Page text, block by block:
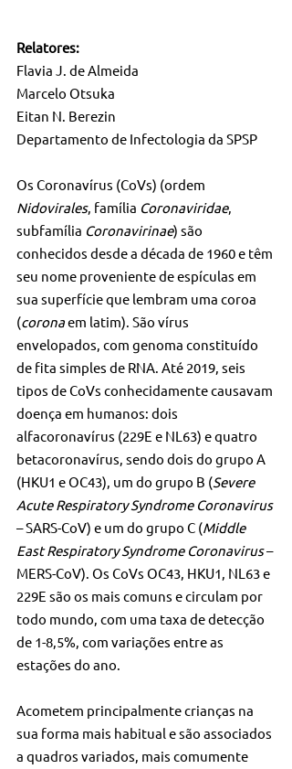
Relatores:
Flavia J. de Almeida
Marcelo Otsuka
Eitan N. Berezin
Departamento de Infectologia da SPSP
Os Coronavírus (CoVs) (ordem
Nidovirales, família Coronaviridae,
subfamília Coronavirinae) são
conhecidos desde a década de 1960 e têm
seu nome proveniente de espículas em
sua superfície que lembram uma coroa
(corona em latim). São vírus
envelopados, com genoma constituído
de fita simples de RNA. Até 2019, seis
tipos de CoVs conhecidamente causavam
doença em humanos: dois
alfacoronavírus (229E e NL63) e quatro
betacoronavírus, sendo dois do grupo A
(HKU1 e OC43), um do grupo B (Severe
Acute Respiratory Syndrome Coronavirus
– SARS-CoV) e um do grupo C (Middle
East Respiratory Syndrome Coronavirus –
MERS-CoV). Os CoVs OC43, HKU1, NL63 e
229E são os mais comuns e circulam por
todo mundo, com uma taxa de detecção
de 1-8,5%, com variações entre as
estações do ano.
Acometem principalmente crianças na
sua forma mais habitual e são associados
a quadros variados, mais comumente